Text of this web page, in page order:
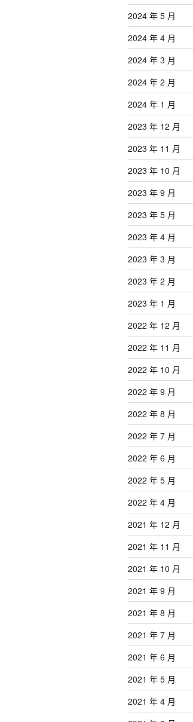
2024 年 5 月
2024 年 4 月
2024 年 3 月
2024 年 2 月
2024 年 1 月
2023 年 12 月
2023 年 11 月
2023 年 10 月
2023 年 9 月
2023 年 5 月
2023 年 4 月
2023 年 3 月
2023 年 2 月
2023 年 1 月
2022 年 12 月
2022 年 11 月
2022 年 10 月
2022 年 9 月
2022 年 8 月
2022 年 7 月
2022 年 6 月
2022 年 5 月
2022 年 4 月
2021 年 12 月
2021 年 11 月
2021 年 10 月
2021 年 9 月
2021 年 8 月
2021 年 7 月
2021 年 6 月
2021 年 5 月
2021 年 4 月